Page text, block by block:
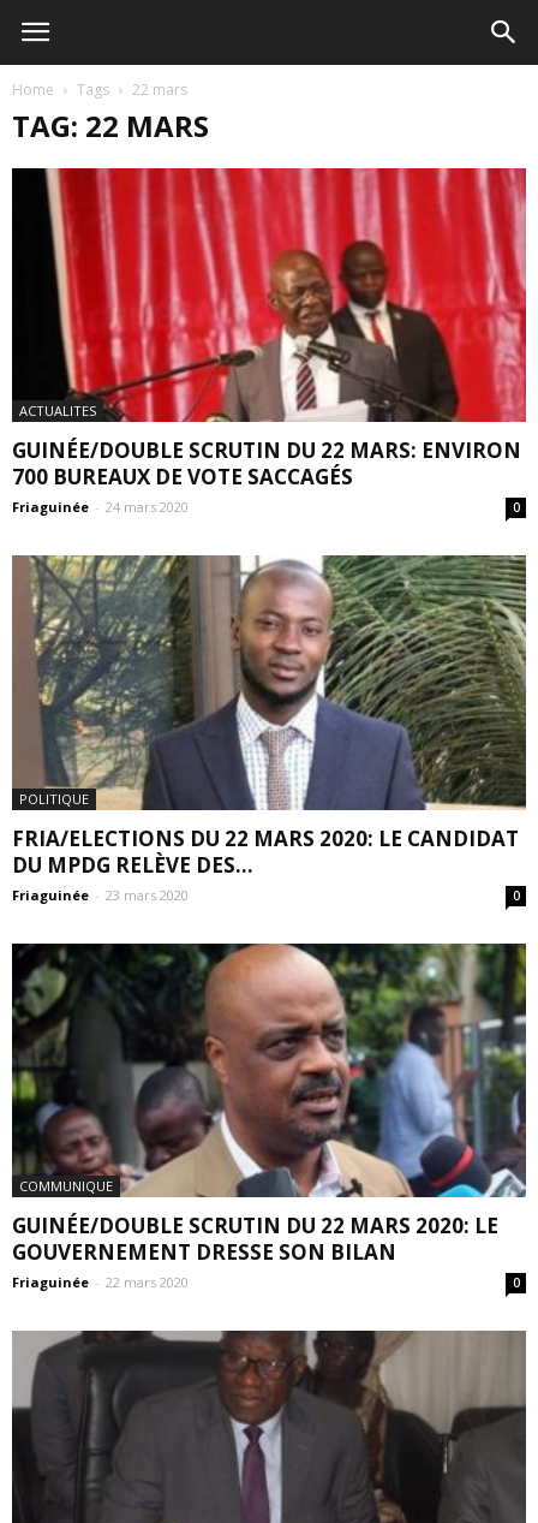
Home Tags 22 mars
TAG: 22 MARS
ACTUALITES
GUINÉE/DOUBLE SCRUTIN DU 22 MARS: ENVIRON
700 BUREAUX DE VOTE SACCAGÉS
Friaguinée - 24 mars 2020 0
POLITIQUE
FRIA/ELECTIONS DU 22 MARS 2020: LE CANDIDAT
DU MPDG RELÈVE DES...
Friaguinée - 23 mars 2020 0
COMMUNIQUE
GUINÉE/DOUBLE SCRUTIN DU 22 MARS 2020: LE
GOUVERNEMENT DRESSE SON BILAN
Friaguinée - 22 mars 2020 0